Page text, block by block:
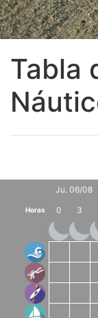
Tabla
Horas
Ju. 06/08
0
3